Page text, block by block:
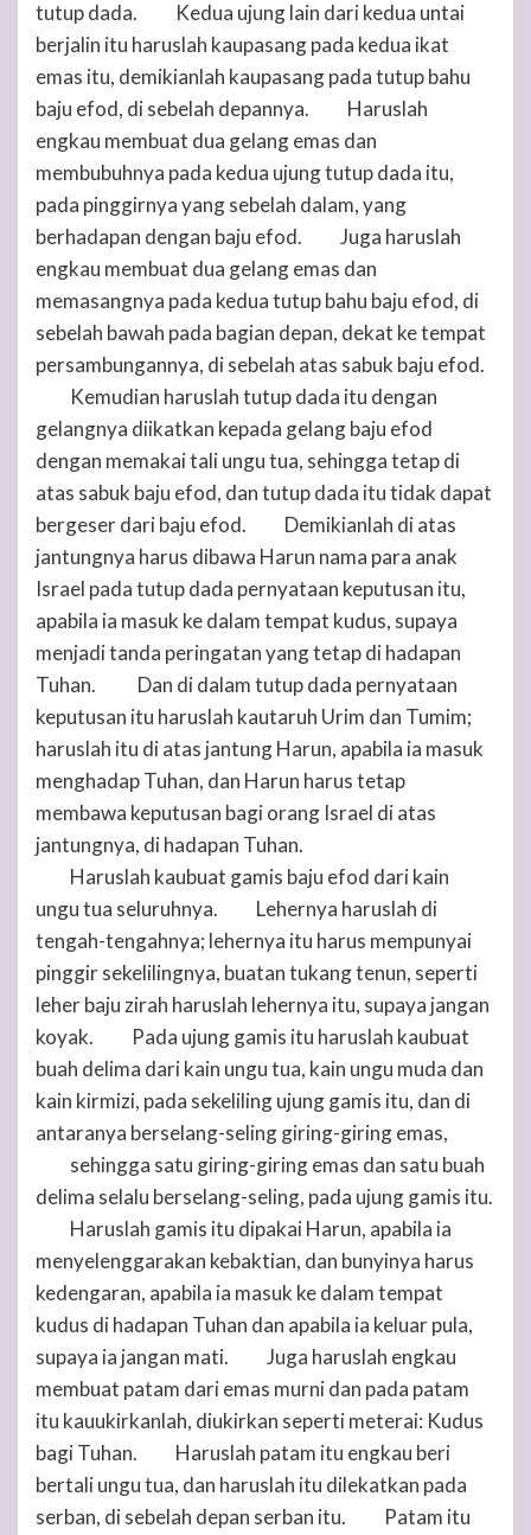
tutup dada.
Kedua ujung lain dari kedua untai
berjalin itu haruslah kaupasang pada kedua ikat
emas itu, demikianlah kaupasang pada tutup bahu
baju efod, di sebelah depannya.
Haruslah
engkau membuat dua gelang emas dan
membubuhnya pada kedua ujung tutup dada itu,
pada pinggirnya yang sebelah dalam, yang
berhadapan dengan baju efod.
Juga haruslah
engkau membuat dua gelang emas dan
memasangnya pada kedua tutup bahu baju efod, di
sebelah bawah pada bagian depan, dekat ke tempat
persambungannya, di sebelah atas sabuk baju efod.
Kemudian haruslah tutup dada itu dengan
gelangnya diikatkan kepada gelang baju efod
dengan memakai tali ungu tua, sehingga tetap di
atas sabuk baju efod, dan tutup dada itu tidak dapat
bergeser dari baju efod.
Demikianlah di atas
jantungnya harus dibawa Harun nama para anak
Israel pada tutup dada pernyataan keputusan itu,
apabila ia masuk ke dalam tempat kudus, supaya
menjadi tanda peringatan yang tetap di hadapan
Tuhan.
Dan di dalam tutup dada pernyataan
keputusan itu haruslah kautaruh Urim dan Tumim;
haruslah itu di atas jantung Harun, apabila ia masuk
menghadapTuhan, dan Harun harus tetap
membawa keputusan bagi orang Israel di atas
jantungnya, di hadapan Tuhan.
Haruslah kaubuat gamis baju efod dari kain
ungu tua seluruhnya.
Lehernya haruslah di
tengah-tengahnya; lehernya itu harus mempunyai
pinggir sekelilingnya, buatan tukang tenun, seperti
leher baju zirah haruslah lehernya itu, supaya jangan
koyak.
Pada ujung gamis itu haruslah kaubuat
buah delima dari kain ungu tua, kain ungu muda dan
kain kirmizi, pada sekeliling ujung gamis itu, dan di
antaranya berselang-seling giring-giring emas,
sehingga satu giring-giring emas dan satu buah
delima selalu berselang-seling, pada ujung gamis itu.
Haruslah gamis itu dipakai Harun, apabila ia
menyelenggarakan kebaktian, dan bunyinya harus
kedengaran, apabila ia masuk ke dalam tempat
kudus di hadapan Tuhan dan apabila ia keluar pula,
supaya ia jangan mati.
Juga haruslah engkau
membuat patam dari emas murni dan pada patam
itu kauukirkanlah, diukirkan seperti meterai: Kudus
bagiTuhan.
Haruslah patam itu engkau beri
bertali ungu tua, dan haruslah itu dilekatkan pada
serban, di sebelah depan serban itu.
Patam itu